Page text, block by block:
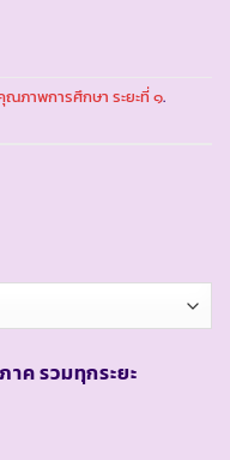
ณภาพการศึกษา ระยะที่ ๑.
าค รวมทุกระยะ